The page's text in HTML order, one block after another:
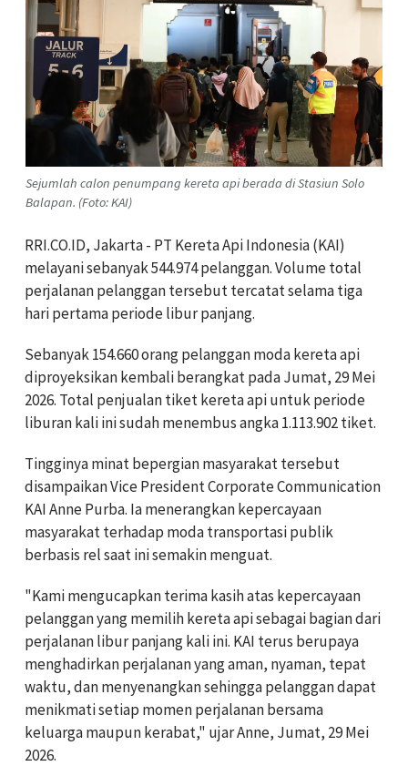
Sejumlah calon penumpang kereta api berada di Stasiun Solo
Balapan. (Foto: KAI)
RRI.CO.ID, Jakarta - PT Kereta Api Indonesia (KAI)
melayani sebanyak 544.974 pelanggan. Volume total
perjalanan pelanggan tersebut tercatat selama tiga
hari pertama periode libur panjang.
Sebanyak 154.660 orang pelanggan moda kereta api
diproyeksikan kembali berangkat pada Jumat, 29 Mei
2026. Total penjualan tiket kereta api untuk periode
liburan kali ini sudah menembus angka 1.113.902 tiket.
Tingginya minat bepergian masyarakat tersebut
disampaikan Vice President Corporate Communication
KAI Anne Purba. Ia menerangkan kepercayaan
masyarakat terhadap moda transportasi publik
berbasis rel saat ini semakin menguat.
"Kami mengucapkan terima kasih atas kepercayaan
pelanggan yang memilih kereta api sebagai bagian dari
perjalanan libur panjang kali ini. KAI terus berupaya
menghadirkan perjalanan yang aman, nyaman, tepat
waktu, dan menyenangkan sehingga pelanggan dapat
menikmati setiap momen perjalanan bersama
keluarga maupun kerabat," ujar Anne, Jumat, 29 Mei
2026.